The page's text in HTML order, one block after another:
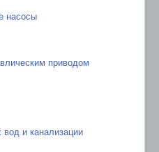
насосы
приводом
и канализации